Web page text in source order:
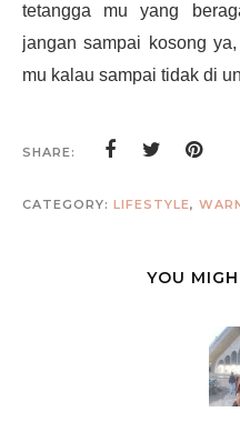
tetangga mu yang
jangan sampai kosong
mu kalau sampai tidak di
SHARE:
CATEGORY: LIFESTYLE,
YOU